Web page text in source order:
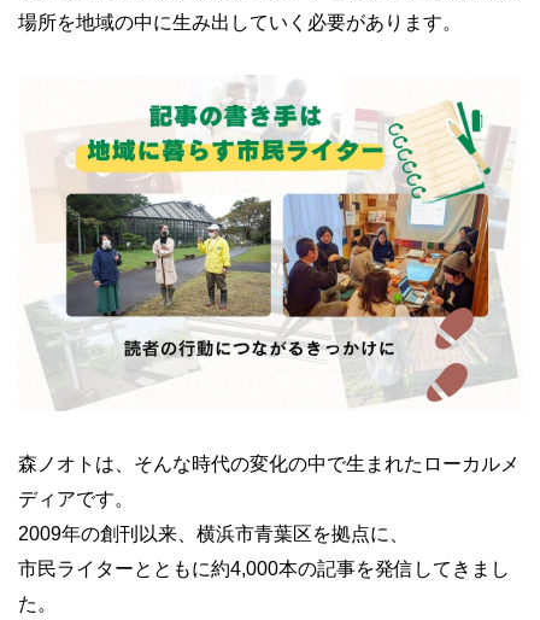
場所を地域の中に生み出していく必要があります。
森ノオトは、そんな時代の変化の中で生まれたローカルメ
ディアです。
2009年の創刊以来、横浜市青葉区を拠点に、
市民ライターとともに約4,000本の記事を発信してきまし
た。